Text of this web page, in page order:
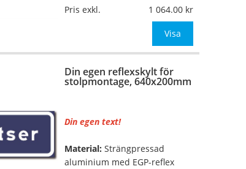
ca 60/44mm (vid 1
anpassar vi texthöjden till
skyltens mått)
Pris exkl. 1 064.00
Visa
Din egen reflexskylt för
stolpmontage, 640x200mm
Din egen text!
Material: Strängpressad
aluminium med EGP-reflex